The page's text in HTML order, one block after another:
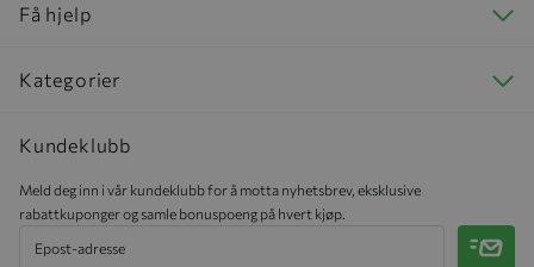
Få hjelp
Kategorier
Kundeklubb
Meld deg inn i vår kundeklubb for å motta nyhetsbrev, eksklusive
rabattkuponger og samle bonuspoeng på hvert kjøp.